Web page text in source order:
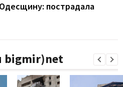
пострадала
bigmir)net